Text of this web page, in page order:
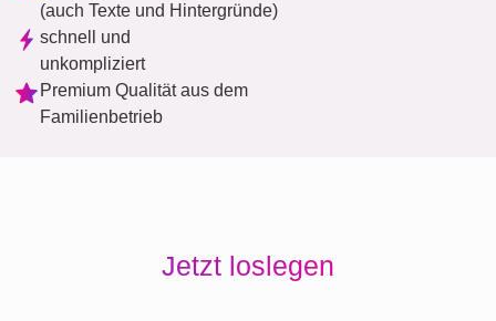
(auch Texte und Hintergründe)
schnell und
unkompliziert
Premium Qualität aus dem
Familienbetrieb
Jetzt loslegen